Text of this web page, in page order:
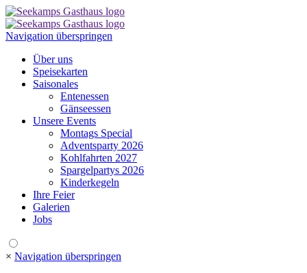
Navigation überspringen
Über uns
Speisekarten
Saisonales
Entenessen
Gänseessen
Unsere Events
Montags Special
Adventsparty 2026
Kohlfahrten 2027
Spargelpartys 2026
Kinderkegeln
Ihre Feier
Galerien
Jobs
× Navigation überspringen